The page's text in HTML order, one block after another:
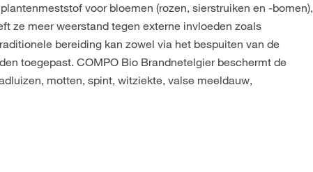
voor bloemen (rozen, sierstruiken en -bomen),
ze meer weerstand tegen externe invloeden zoals
bereiding kan zowel via het bespuiten van de
toegepast. COMPO Bio Brandnetelgier beschermt de
motten, spint, witziekte, valse meeldauw,